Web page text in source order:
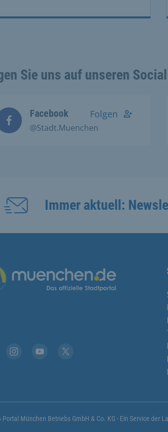
Sie uns auf unseren
Facebook
@Stadt.Muenchen
Folgen
Immer aktuell:
Links
München Betriebs GmbH & Co. KG - Ein Service der